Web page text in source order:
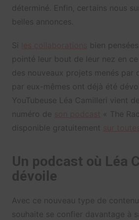
déterminé. Enfin, certains nous
belles annonces.
Si
bien
pointé leur bout de leur nez en ce
des nouveaux projets menés par
par eux-mêmes ont déjà été
YouTubeuse Léa Camilleri vient
numéro de
« The
disponible gratuitement
Un podcast où Léa
dévoile
Avec ce nouveau type de
souhaite se confier davantage à